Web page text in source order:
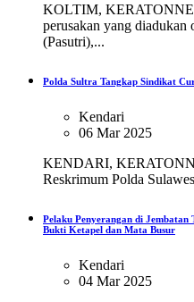
KOLTIM,
perusakan yang diadukan
(Pasutri),...
Polda Sultra Tangkap Sindikat
Kendari
06 Mar 2025
KENDARI,
Reskrimum Polda
Pelaku Penyerangan di
Bukti Ketapel dan Mata Busur
Kendari
04 Mar 2025